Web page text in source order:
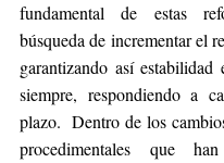
fundamental de estas
búsqueda de incrementar el
garantizando así
siempre, respondiendo a
plazo.  Dentro de los
procedimentales que